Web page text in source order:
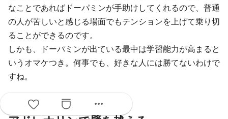
なことであればドーパミンが手助けしてくれるので、普通
の人が苦しいと感じる場面でもテンションを上げて乗り切
ることができるのです。
しかも、ドーパミンが出ている最中は学習能力が高まると
いうオマケつき。何事でも、好きな人には勝てないわけで
すね。
more_horiz